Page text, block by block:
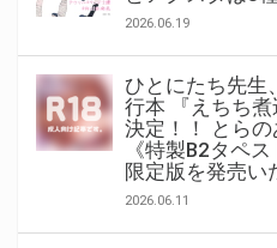
2026.06.19
ひとにたち先生
行本 『えちち
決定！！ とら
《特製B2タペ
限定版を発売い
2026.06.11